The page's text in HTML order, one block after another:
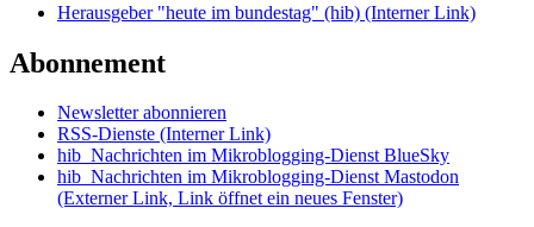
Herausgeber "heute im bundestag" (hib) (Interner Link)
Abonnement
Newsletter abonnieren
RSS-Dienste (Interner Link)
hib_Nachrichten im Mikroblogging-Dienst BlueSky
hib_Nachrichten im Mikroblogging-Dienst Mastodon
(Externer Link, Link öffnet ein neues Fenster)